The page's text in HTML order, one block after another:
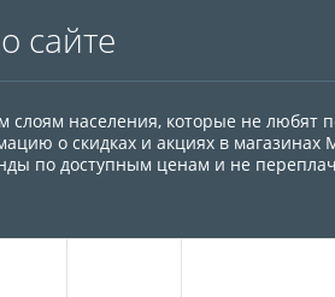
сайте
слоям населения, которые не
о скидках и акциях в
по доступным ценам и не